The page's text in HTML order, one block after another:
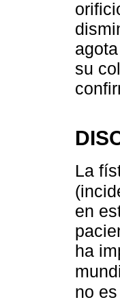
su
La
en
ha
no